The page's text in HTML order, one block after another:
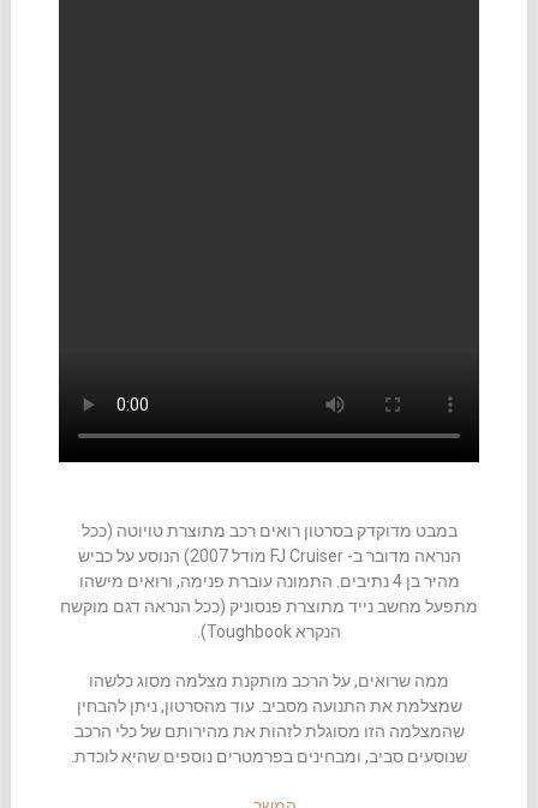
במבט מדוקדק בסרטון רואים רכב מתוצרת טויוטה (ככל
הנראה מדובר ב- FJ Cruiser מודל 2007) הנוסע על כביש
מהיר בן 4 נתיבים. התמונה עוברת פנימה, ורואים מישהו
מתפעל מחשב נייד מתוצרת פנסוניק (ככל הנראה דגם מוקשח
הנקרא Toughbook).
ממה שרואים, על הרכב מותקנת מצלמה מסוג כלשהו
שמצלמת את התנועה מסביב. עוד מהסרטון, ניתן להבחין
שהמצלמה הזו מסוגלת לזהות את מהירותם של כלי הרכב
שנוסעים סביב, ומבחינים בפרמטרים נוספים שהיא לוכדת.